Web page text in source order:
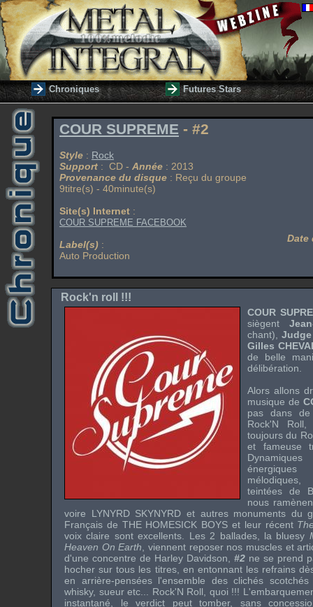
Chroniques Futures Stars
COUR SUPREME - #2
Style : Rock
Support : CD - Année : 2013
Provenance du disque : Reçu du groupe
9titre(s) - 40minute(s)
Site(s) Internet :
COUR SUPREME FACEBOOK
Label(s) :
Auto Production
Date
Rock'n roll !!!
COUR
siègent
chant),
Gilles
de belle
délibération.
Alors allons
musique de
pas dans
Rock'N Roll
toujours du
et fameuse
teintées de
nous
voire LYNYRD SKYNYRD et autres monuments du
Français de THE HOMESICK BOYS et leur récent
voix claire sont excellents. Les 2 ballades, la bluesy
Heaven On Earth , viennent reposer nos muscles et
d'une concentre de Harley Davidson #2 ne se prend
hocher sur tous les titres, en entonnant les refrains
en arrière-pensées l'ensemble des clichés
whisky, sueur etc... Rock'N Roll , quoi !!!
instantané, le verdict peut tomber, sans